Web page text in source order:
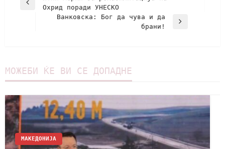
Охрид поради УНЕСКО
Ванковска: Бог да чува и да
брани!
МОЖЕБИ ЌЕ ВИ СЕ ДОПАДНЕ
МАКЕДОНИЈА